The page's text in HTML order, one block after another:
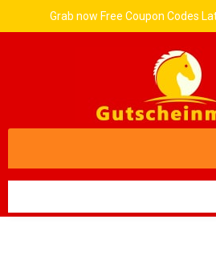
Grab now Free Coupon Codes